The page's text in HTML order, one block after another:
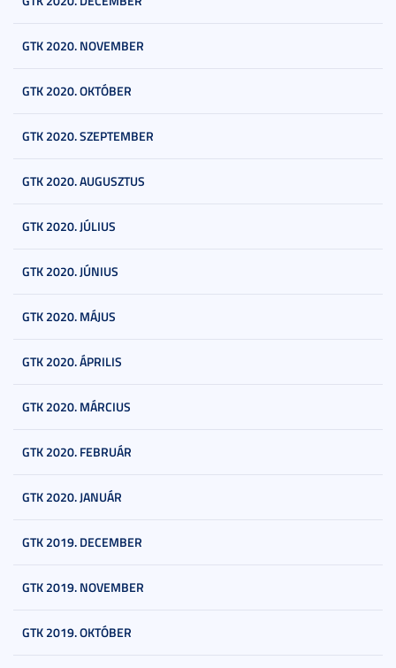
GTK 2020. NOVEMBER
GTK 2020. OKTÓBER
GTK 2020. SZEPTEMBER
GTK 2020. AUGUSZTUS
GTK 2020. JÚLIUS
GTK 2020. JÚNIUS
GTK 2020. MÁJUS
GTK 2020. ÁPRILIS
GTK 2020. MÁRCIUS
GTK 2020. FEBRUÁR
GTK 2020. JANUÁR
GTK 2019. DECEMBER
GTK 2019. NOVEMBER
GTK 2019. OKTÓBER